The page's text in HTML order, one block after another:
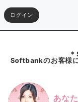
ログイン
Softbankのお客様
あな